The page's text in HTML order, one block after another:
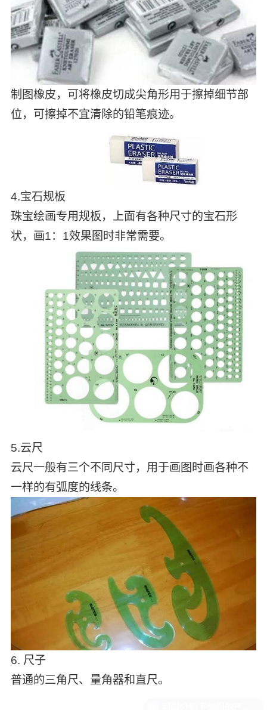
制图橡皮，可将橡皮切成尖角形用于擦掉细节部
位，可擦掉不宜清除的铅笔痕迹。
4.宝石规板
珠宝绘画专用规板，上面有各种尺寸的宝石形
状，画1：1效果图时非常需要。
5.云尺
云尺一般有三个不同尺寸，用于画图时画各种不
一样的有弧度的线条。
6. 尺子
普通的三角尺、量角器和直尺。